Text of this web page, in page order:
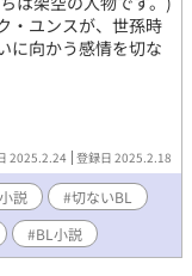
・ユンスが、世孫時
に向かう感情を切な
2025.2.24 登録日 2025.2.18
説
#切ないBL
#BL小説